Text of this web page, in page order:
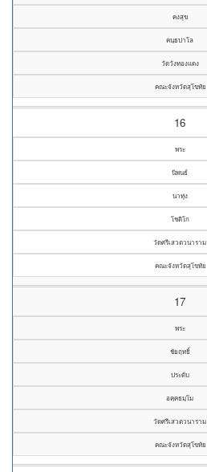
คงสุข
คนฺธปาโล
วัดวังทองแดง
คณะจังหวัดสุโขทัย
16
พระ
นิพนธ์
นาทุ่ง
โชติโก
วัดศรีเสวตวนาราม
คณะจังหวัดสุโขทัย
17
พระ
ชัยฤทธิ์
ประดับ
อคฺคธมฺโม
วัดศรีเสวตวนาราม
คณะจังหวัดสุโขทัย